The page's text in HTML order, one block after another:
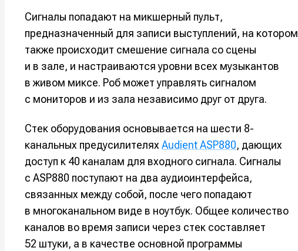
Написание
Написание
Сигналы попадают на микшерный пульт,
предназначенный для записи выступлений, на котором
также происходит смешение сигнала со сцены
и в зале, и настраиваются уровни всех музыкантов
в живом миксе. Роб может управлять сигналом
с мониторов и из зала независимо друг от друга.
Стек оборудования основывается на шести 8-
канальных предусилителях Audient ASP880, дающих
доступ к 40 каналам для входного сигнала. Сигналы
с ASP880 поступают на два аудиоинтерфейса,
связанных между собой, после чего попадают
в многоканальном виде в ноутбук. Общее количество
каналов во время записи через стек составляет
52 штуки, а в качестве основной программы